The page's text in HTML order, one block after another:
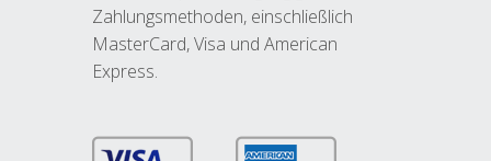
Zahlungsmethoden, einschließlich
MasterCard, Visa und American
Express.